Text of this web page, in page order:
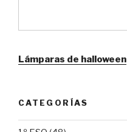
Lámparas de halloween
CATEGORÍAS